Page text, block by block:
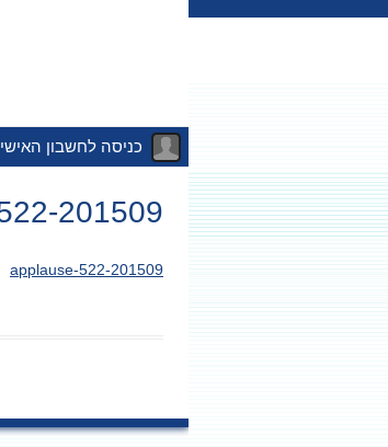
כניסה לחשבון האישי
201509-applause-522
201509-applause-522